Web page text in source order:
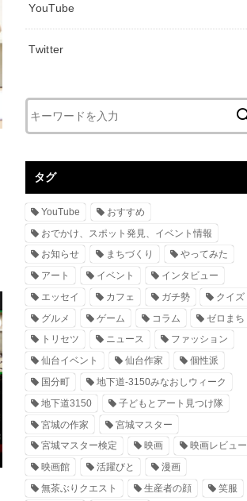
YouTube
Twitter
タグ
YouTube
おすすめ
おでかけ、スポット発見、イベント情報
お知らせ
まちづくり
やってみた
アート
イベント
インタビュー
エッセイ
カフェ ガチ勢
クイズ
グルメ
ゲーム コラム
ゼロまち
トリセツ
ニュース
ファッション
仙台イベント
仙台作家
個性派
国分町
地下道-3150みなおしウィーク
地下道3150
子どもとアート見つけ隊
宮城の作家
宮城マスター
宮城マスター検定
映画
映画レビュー
映画館
活躍びと
漫画
無茶ぶりクエスト
生産者の顔
笑服